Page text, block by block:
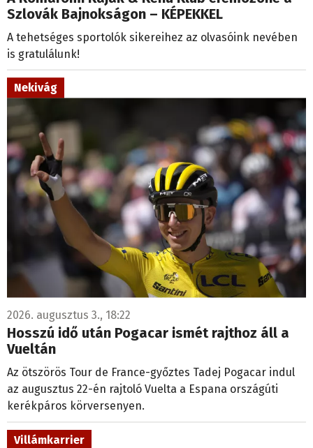
Szlovák Bajnokságon – KÉPEKKEL
A tehetséges sportolók sikereihez az olvasóink nevében
is gratulálunk!
Nekivág
2026. augusztus 3., 18:22
Hosszú idő után Pogacar ismét rajthoz áll a
Vueltán
Az ötszörös Tour de France-győztes Tadej Pogacar indul
az augusztus 22-én rajtoló Vuelta a Espana országúti
kerékpáros körversenyen.
Villámkarrier